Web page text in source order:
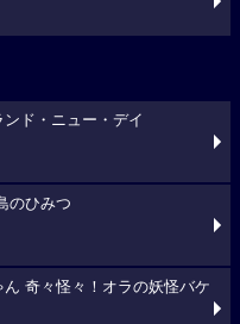
ド・ニュー・デイ
のひみつ
奇々怪々！オラの妖怪バケ